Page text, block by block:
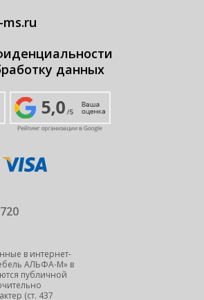
данных
в интернет-
АЛЬФА-М» в
публичной
(ст. 437